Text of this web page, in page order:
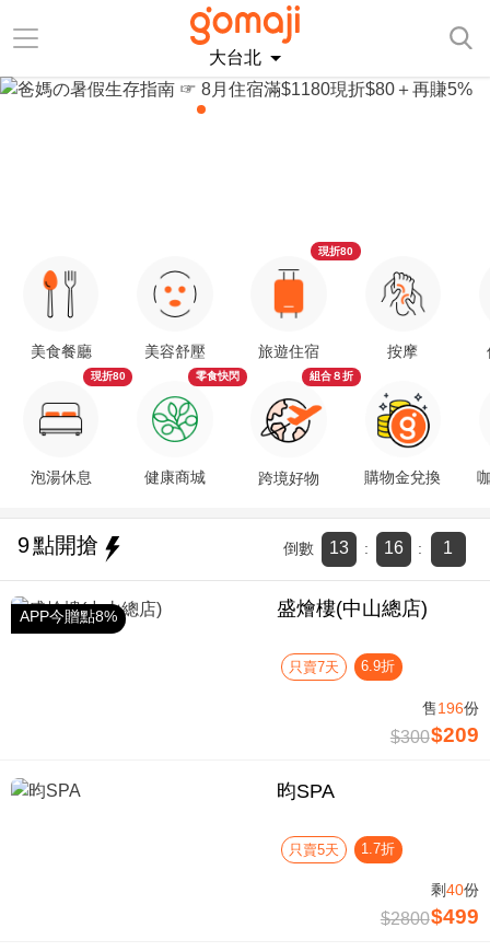
大台北
美食餐廳
泡湯休息
現折80
美容舒壓
健康商城
零食快閃
旅遊住宿
現折80
跨境好物
組合８折
按摩
購物金兌換
9點開搶 倒數 13 : 16 : 0
APP今贈點8% 盛燴樓(中山總店)
只賣7天 6.9折
售196份
$300$209
昀SPA
只賣5天 1.7折
剩40份
$2800$499